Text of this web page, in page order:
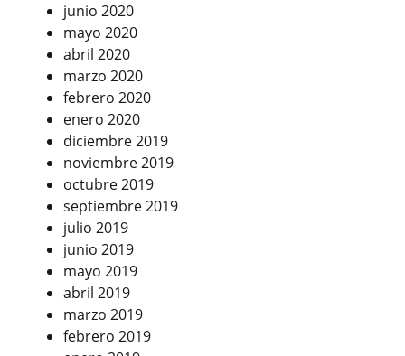
junio 2020
mayo 2020
abril 2020
marzo 2020
febrero 2020
enero 2020
diciembre 2019
noviembre 2019
octubre 2019
septiembre 2019
julio 2019
junio 2019
mayo 2019
abril 2019
marzo 2019
febrero 2019